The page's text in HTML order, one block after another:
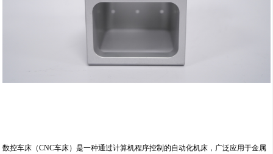
数控车床（CNC车床）是一种通过计算机程序控制的自动化机床，广泛应用于金属